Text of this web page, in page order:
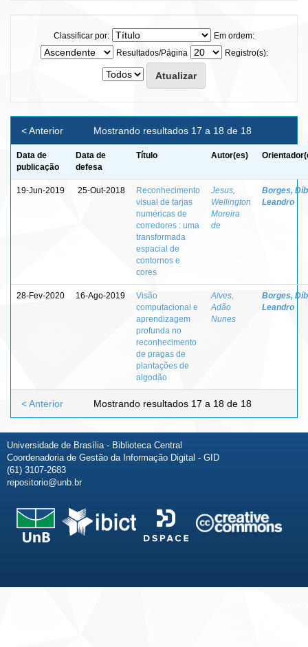
Classificar por:
Em ordem:
Resultados/Página
Registro(s):
Mostrando resultados 17 a 18 de 18
< Anterior
Data de
publicação
Data de
defesa
Título Autor(es)
19-Jun-2019 25-Out-2018
Reconhecimento
visual de tarjas
numéricas de
corredores : uma
transformada
espacial de
contornos e
cores
Jesus,
Wellington
Moreira
de
Borges,
Leandro
28-Fev-2020 16-Ago-2019
Visão
computacional e
aprendizagem
profunda no
reconhecimento
de pragas de
plantações de
algodão
Alves,
Adão
Nunes
Borges,
Leandro
Mostrando resultados 17 a 18 de 18
< Anterior
Universidade de Brasília - Biblioteca Central
Coordenadoria de Gestão da Informação Digital - GID
(61) 3107-2683
repositorio@unb.br